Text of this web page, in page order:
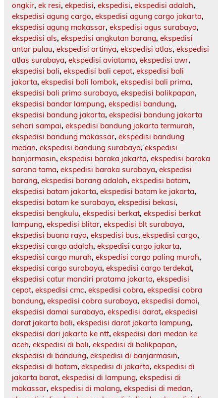
ongkir, ek resi, ekpedisi, ekspedisi, ekspedisi adalah,
ekspedisi agung cargo, ekspedisi agung cargo jakarta,
ekspedisi agung makassar, ekspedisi agus surabaya,
ekspedisi als, ekspedisi angkutan barang, ekspedisi
antar pulau, ekspedisi artinya, ekspedisi atlas, ekspedisi
atlas surabaya, ekspedisi aviatama, ekspedisi awr,
ekspedisi bali, ekspedisi bali cepat, ekspedisi bali
jakarta, ekspedisi bali lombok, ekspedisi bali prima,
ekspedisi bali prima surabaya, ekspedisi balikpapan,
ekspedisi bandar lampung, ekspedisi bandung,
ekspedisi bandung jakarta, ekspedisi bandung jakarta
sehari sampai, ekspedisi bandung jakarta termurah,
ekspedisi bandung makassar, ekspedisi bandung
medan, ekspedisi bandung surabaya, ekspedisi
banjarmasin, ekspedisi baraka jakarta, ekspedisi baraka
sarana tama, ekspedisi baraka surabaya, ekspedisi
barang, ekspedisi barang adalah, ekspedisi batam,
ekspedisi batam jakarta, ekspedisi batam ke jakarta,
ekspedisi batam ke surabaya, ekspedisi bekasi,
ekspedisi bengkulu, ekspedisi berkat, ekspedisi berkat
lampung, ekspedisi blitar, ekspedisi blt surabaya,
ekspedisi buana raya, ekspedisi bus, ekspedisi cargo,
ekspedisi cargo adalah, ekspedisi cargo jakarta,
ekspedisi cargo murah, ekspedisi cargo paling murah,
ekspedisi cargo surabaya, ekspedisi cargo terdekat,
ekspedisi catur mandiri pratama jakarta, ekspedisi
cepat, ekspedisi cmc, ekspedisi cobra, ekspedisi cobra
bandung, ekspedisi cobra surabaya, ekspedisi damai,
ekspedisi damai surabaya, ekspedisi darat, ekspedisi
darat jakarta bali, ekspedisi darat jakarta lampung,
ekspedisi dari jakarta ke ntt, ekspedisi dari medan ke
aceh, ekspedisi di bali, ekspedisi di balikpapan,
ekspedisi di bandung, ekspedisi di banjarmasin,
ekspedisi di batam, ekspedisi di jakarta, ekspedisi di
jakarta barat, ekspedisi di lampung, ekspedisi di
makassar, ekspedisi di malang, ekspedisi di medan,